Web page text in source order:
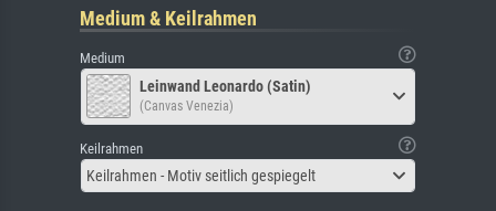
Medium & Keilrahmen
Medium
Leinwand Leonardo (Satin)
(Canvas Venezia)
Keilrahmen
Keilrahmen - Motiv seitlich gespiegelt